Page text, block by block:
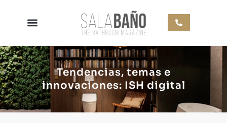
Tendencias, temas e
innovaciones: ISH digital